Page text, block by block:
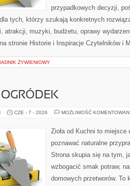
przypadkowych decyzji,
tych, którzy szukają konkretnych
atrakcji, muzyki, budżetu, oprawy
stronie Historie i Inspiracje Czytelników i
ŻYWIENIOWY
CZE - 7 - 2026 MOŻLIWOŚĆ
Zioła od Kuchni to
poznawać naturalne
Strona skupia się na tym,
wzbogacić smak potraw,
domowych przetworów. To